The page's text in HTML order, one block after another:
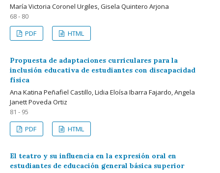
María Victoria Coronel Urgiles, Gisela Quintero Arjona
68 - 80
PDF
HTML
Propuesta de adaptaciones curriculares para la
inclusión educativa de estudiantes con discapacidad
física
Ana Katina Peñafiel Castillo, Lidia Eloísa Ibarra Fajardo, Angela
Janett Poveda Ortiz
81 - 95
PDF
HTML
El teatro y su influencia en la expresión oral en
estudiantes de educación general básica superior